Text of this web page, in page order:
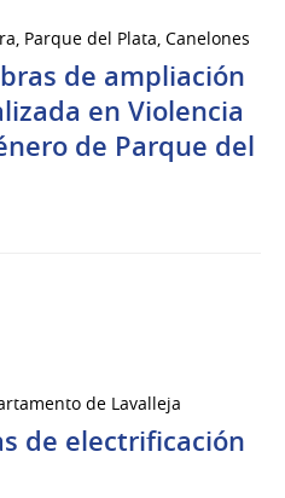
Parque del Plata, Canelones
de ampliación
en Violencia
de Parque del
de Lavalleja
de electrificación